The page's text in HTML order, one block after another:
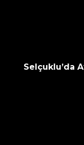
Selçuklu’da